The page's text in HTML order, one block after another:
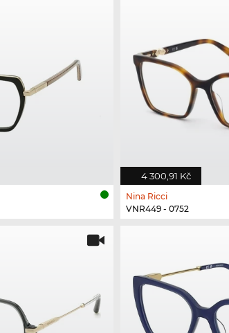
4 300,91 Kč
Nina Ricci
VNR449 - 0752